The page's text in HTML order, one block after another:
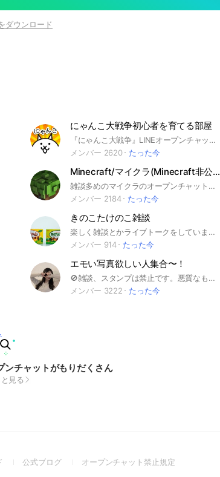
ダウンロード
にゃんこ大戦争初心者を育てる部屋
『にゃんこ大戦争』LINEオープンチャットへようこそ！ このオープンチャットでは,にゃんこ大戦争に関する情報を自由に共有できます。最新のアップデート情報やイベント情報もお見逃しなく！初心者も上級者も大歓迎です。 ぜひ気軽に参加して,にゃんこたちの世界を楽しみましょう！ #にゃんこ大戦争 #BattleCats
メンバー 2620
たった今
Minecraft/マイクラ(Minecraft非公式)
雑談多めのマイクラのオープンチャットです。 マルチや雑談何でもokです。 このオープンチャットは非公式です。 ※参加は日本語話せる方限定とさせていただきます。 Participation is limited to those who can speak Japanese <一度でもこのオープンチャットに入ったことのある方へ> 現在LINEオープンチャット運営による不適切な強制退会が発生しています。心当たりが無いのにもかかわらず入れない場合はこちらから連絡ください。 オープンチャット「Minecraft/マイクラ 管理OC」 https://line.me/ti/g2/HIencOfi1Rog4Y0bvpmW76PGuOMaoECnMTCpFg?utm_source=invitation&utm_medium=link_copy&utm_campaign=default タグ #マインクラフト #Minecraft #マイクラ #Switch #WiiU #Vita #PS3 #PS4 #PS5 #Xbox #XboxseriesX #スマホ #iPhone #iOS #Android #PC #Windows10 #統合版 #Java版 #Microsoft #マイクラダンジョンズ #ゲーム
メンバー 2184
たった今
きのこたけのこ雑談
楽しく雑談とかライブトークをしています‼️ きのこたけのこに関係ないことでも(・∀・)ｵｯｹｰ! 気になったらぜひ来てね‼️待ってるよ‼️
メンバー 914
たった今
エモい写真欲しい人集合〜！
🚫雑談、スタンプは禁止です。悪質なものは即強制退会とさせて頂きます。🚫 ⚠️写真はノートにあります。 リクエストもノートにお願いします。 入ったら必ず大事なノート見て下さい。 荒らしは即強制退会させてもらいます。また、ルール違反は注意をして直らないようでしたら、強制退会させて頂く場合もあります。 ⚠️雑談禁止について 雑談したい方は別オプへお願いします！管理人に意見がある場合もそちらで受け付けています。大事なノートにリンク貼ってあるのでそちらから是非使ってください。 🙌🏻何か不明な点などあったら、管理人や副官に、気軽に相談してください！ 荒らし❌ ボイメ❌ 動画❌(歌詞動画等) GIF❌ 出会い目的❌ 外国人の方❌(日本語理解可能⭕️) #エモい写真 #写真 #大人数
メンバー 3222
たった今
ンチャットがもりだくさん
見る
(Open公式ブログ
(Openオープンチャット禁止規定(Open